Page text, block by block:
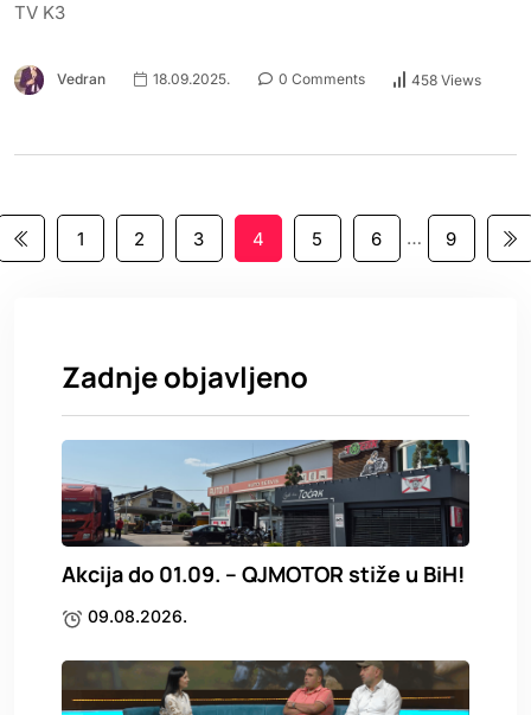
TV K3
Vedran 18.09.2025. 0 Comments 458 Views
1 2 3 4 5 6 … 9
Zadnje objavljeno
Akcija do 01.09. – QJMOTOR stiže u BiH!
09.08.2026.